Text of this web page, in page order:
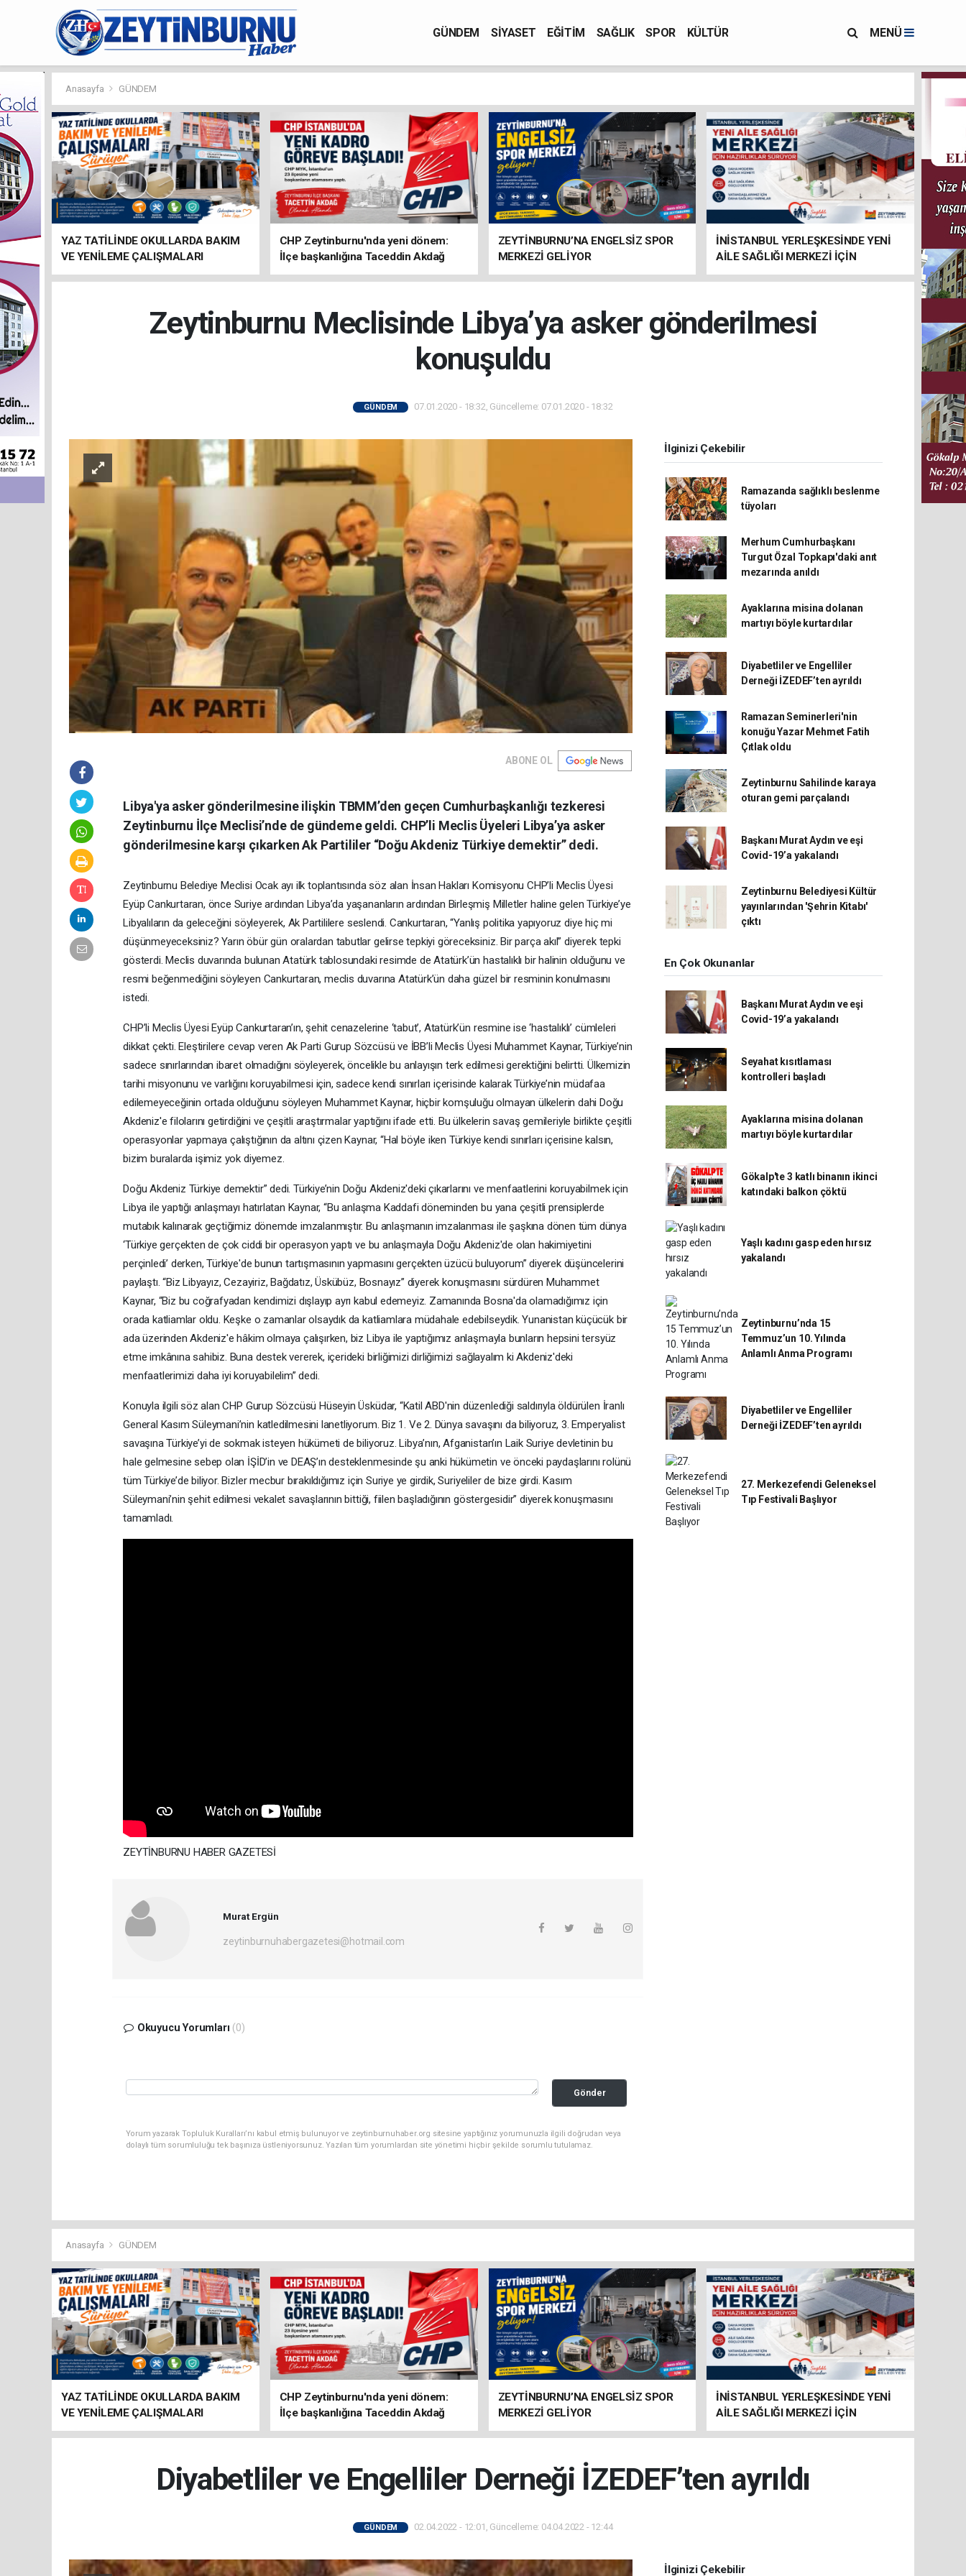
GÜNDEM SİYASET EĞİTİM SAĞLIK SPOR KÜLTÜR MENÜ
Anasayfa GÜNDEM
YAZ TATİLİNDE OKULLARDA BAKIM
VE YENİLEME ÇALIŞMALARI
SÜRÜYOR
CHP Zeytinburnu'nda yeni dönem:
İlçe başkanlığına Taceddin Akdağ
atandı
ZEYTİNBURNU’NA ENGELSİZ SPOR
MERKEZİ GELİYOR
İNİSTANBUL YERLEŞKESİNDE YENİ
AİLE SAĞLIĞI MERKEZİ İÇİN
HAZIRLIKLAR SÜRÜYOR
Zeytinburnu Meclisinde Libya’ya asker gönderilmesi
konuşuldu
GÜNDEM 07.01.2020 - 18:32, Güncelleme: 07.01.2020 - 18:32
ABONE OL
Libya'ya asker gönderilmesine ilişkin TBMM’den geçen Cumhurbaşkanlığı tezkeresi
Zeytinburnu İlçe Meclisi’nde de gündeme geldi. CHP’li Meclis Üyeleri Libya’ya asker
gönderilmesine karşı çıkarken Ak Partililer “Doğu Akdeniz Türkiye demektir” dedi.
Zeytinburnu Belediye Meclisi Ocak ayı ilk toplantısında söz alan İnsan Hakları Komisyonu CHP’li Meclis Üyesi
Eyüp Cankurtaran, önce Suriye ardından Libya’da yaşananların ardından Birleşmiş Milletler haline gelen Türkiye’ye
Libyalıların da geleceğini söyleyerek, Ak Partililere seslendi. Cankurtaran, “Yanlış politika yapıyoruz diye hiç mi
düşünmeyeceksiniz? Yarın öbür gün oralardan tabutlar gelirse tepkiyi göreceksiniz. Bir parça akıl” diyerek tepki
gösterdi. Meclis duvarında bulunan Atatürk tablosundaki resimde de Atatürk’ün hastalıklı bir halinin olduğunu ve
resmi beğenmediğini söyleyen Cankurtaran, meclis duvarına Atatürk’ün daha güzel bir resminin konulmasını
istedi.
CHP’li Meclis Üyesi Eyüp Cankurtaran’ın, şehit cenazelerine ‘tabut’, Atatürk’ün resmine ise ‘hastalıklı’ cümleleri
dikkat çekti. Eleştirilere cevap veren Ak Parti Gurup Sözcüsü ve İBB’li Meclis Üyesi Muhammet Kaynar, Türkiye’nin
sadece sınırlarından ibaret olmadığını söyleyerek, öncelikle bu anlayışın terk edilmesi gerektiğini belirtti. Ülkemizin
tarihi misyonunu ve varlığını koruyabilmesi için, sadece kendi sınırları içerisinde kalarak Türkiye’nin müdafaa
edilemeyeceğinin ortada olduğunu söyleyen Muhammet Kaynar, hiçbir komşuluğu olmayan ülkelerin dahi Doğu
Akdeniz'e filolarını getirdiğini ve çeşitli araştırmalar yaptığını ifade etti. Bu ülkelerin savaş gemileriyle birlikte çeşitli
operasyonlar yapmaya çalıştığının da altını çizen Kaynar, “Hal böyle iken Türkiye kendi sınırları içerisine kalsın,
bizim buralarda işimiz yok diyemez.
Doğu Akdeniz Türkiye demektir” dedi. Türkiye’nin Doğu Akdeniz'deki çıkarlarını ve menfaatlerini koruyabilmek için
Libya ile yaptığı anlaşmayı hatırlatan Kaynar, “Bu anlaşma Kaddafi döneminden bu yana çeşitli prensiplerde
mutabık kalınarak geçtiğimiz dönemde imzalanmıştır. Bu anlaşmanın imzalanması ile şaşkına dönen tüm dünya
‘Türkiye gerçekten de çok ciddi bir operasyon yaptı ve bu anlaşmayla Doğu Akdeniz'de olan hakimiyetini
perçinledi’ derken, Türkiye'de bunun tartışmasının yapmasını gerçekten üzücü buluyorum” diyerek düşüncelerini
paylaştı. “Biz Libyayız, Cezayiriz, Bağdatız, Üskübüz, Bosnayız” diyerek konuşmasını sürdüren Muhammet
Kaynar, “Biz bu coğrafyadan kendimizi dışlayıp ayrı kabul edemeyiz. Zamanında Bosna'da olamadığımız için
orada katliamlar oldu. Keşke o zamanlar olsaydık da katliamlara müdahale edebilseydik. Yunanistan küçücük bir
ada üzerinden Akdeniz'e hâkim olmaya çalışırken, biz Libya ile yaptığımız anlaşmayla bunların hepsini tersyüz
etme imkânına sahibiz. Buna destek vererek, içerideki birliğimizi dirliğimizi sağlayalım ki Akdeniz'deki
menfaatlerimizi daha iyi koruyabilelim” dedi.
Konuyla ilgili söz alan CHP Gurup Sözcüsü Hüseyin Üsküdar, “Katil ABD'nin düzenlediği saldırıyla öldürülen İranlı
General Kasım Süleymani’nin katledilmesini lanetliyorum. Biz 1. Ve 2. Dünya savaşını da biliyoruz, 3. Emperyalist
savaşına Türkiye’yi de sokmak isteyen hükümeti de biliyoruz. Libya’nın, Afganistan’ın Laik Suriye devletinin bu
hale gelmesine sebep olan İŞİD’in ve DEAŞ’ın desteklenmesinde şu anki hükümetin ve önceki paydaşlarını rolünü
tüm Türkiye’de biliyor. Bizler mecbur bırakıldığımız için Suriye ye girdik, Suriyeliler de bize girdi. Kasım
Süleymani’nin şehit edilmesi vekalet savaşlarının bittiği, fiilen başladığının göstergesidir” diyerek konuşmasını
tamamladı.
ZEYTİNBURNU HABER GAZETESİ
Murat Ergün
zeytinburnuhabergazetesi@hotmail.com
Okuyucu Yorumları (0)
Gönder
Yorum yazarak Topluluk Kuralları’nı kabul etmiş bulunuyor ve zeytinburnuhaber.org sitesine yaptığınız yorumunuzla ilgili doğrudan veya
dolaylı tüm sorumluluğu tek başınıza üstleniyorsunuz. Yazılan tüm yorumlardan site yönetimi hiçbir şekilde sorumlu tutulamaz.
İlginizi Çekebilir
Ramazanda sağlıklı beslenme
tüyoları
Merhum Cumhurbaşkanı
Turgut Özal Topkapı'daki anıt
mezarında anıldı
Ayaklarına misina dolanan
martıyı böyle kurtardılar
Diyabetliler ve Engelliler
Derneği İZEDEF’ten ayrıldı
Ramazan Seminerleri'nin
konuğu Yazar Mehmet Fatih
Çıtlak oldu
Zeytinburnu Sahilinde karaya
oturan gemi parçalandı
Başkanı Murat Aydın ve eşi
Covid-19’a yakalandı
Zeytinburnu Belediyesi Kültür
yayınlarından 'Şehrin Kitabı'
çıktı
En Çok Okunanlar
Başkanı Murat Aydın ve eşi
Covid-19’a yakalandı
Seyahat kısıtlaması
kontrolleri başladı
Ayaklarına misina dolanan
martıyı böyle kurtardılar
Gökalp'te 3 katlı binanın ikinci
katındaki balkon çöktü
Yaşlı kadını gasp eden hırsız
yakalandı
Zeytinburnu’nda 15
Temmuz’un 10. Yılında
Anlamlı Anma Programı
Diyabetliler ve Engelliler
Derneği İZEDEF’ten ayrıldı
27. Merkezefendi Geleneksel
Tıp Festivali Başlıyor
Anasayfa GÜNDEM
YAZ TATİLİNDE OKULLARDA BAKIM
VE YENİLEME ÇALIŞMALARI
SÜRÜYOR
CHP Zeytinburnu'nda yeni dönem:
İlçe başkanlığına Taceddin Akdağ
atandı
ZEYTİNBURNU’NA ENGELSİZ SPOR
MERKEZİ GELİYOR
İNİSTANBUL YERLEŞKESİNDE YENİ
AİLE SAĞLIĞI MERKEZİ İÇİN
HAZIRLIKLAR SÜRÜYOR
Diyabetliler ve Engelliler Derneği İZEDEF’ten ayrıldı
GÜNDEM 02.04.2022 - 12:01, Güncelleme: 04.04.2022 - 12:44
İlginizi Çekebilir